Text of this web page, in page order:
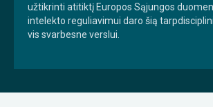
užtikrinti atitiktį Europos Sąjungos
intelekto reguliavimui daro šią
vis svarbesne verslui.